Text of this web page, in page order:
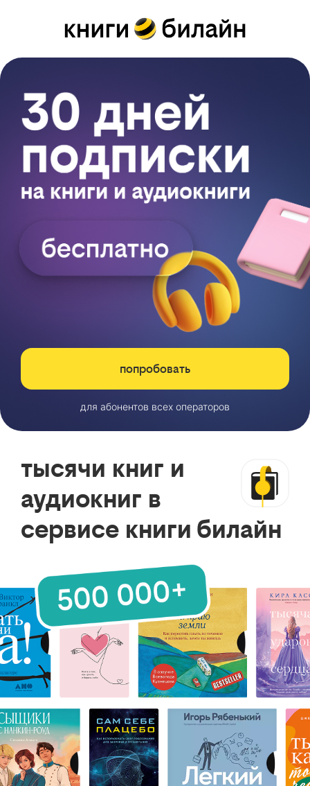
попробовать
для абонентов всех операторов
тысячи книг и
аудиокниг в
сервисе книги билайн